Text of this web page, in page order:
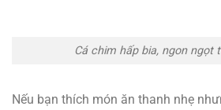
Cá chim hấp bia, ngon ngọt
Nếu bạn thích món ăn thanh nhẹ